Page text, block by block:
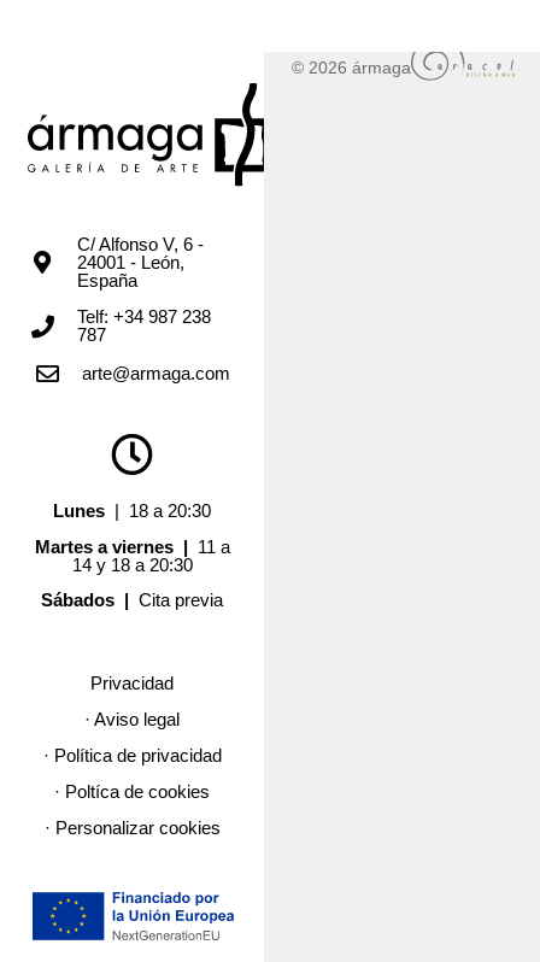
C/ Alfonso V, 6 -
24001 - León,
España
Telf: +34 987 238
787
arte@armaga.com
Lunes | 18 a 20:30
Martes a viernes | 11 a
14 y 18 a 20:30
Sábados |Cita previa
Privacidad
· Aviso legal
· Política de privacidad
· Poltíca de cookies
· Personalizar cookies
© 2026 ármaga